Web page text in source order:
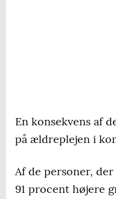
En konsekvens af
på ældreplejen i
Af de personer,
91 procent højere